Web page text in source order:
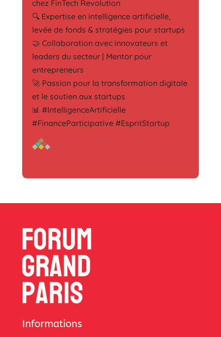
chez FinTech Revolution
🔍 Expertise en intelligence artificielle,
levée de fonds & stratégies pour startups
🤝 Collaboration avec innovateurs et
leaders du secteur | Mentor pour
entrepreneurs
🚀 Passion pour la transformation digitale
et le soutien aux startups
📊 #IntelligenceArtificielle
#FinanceParticipative #EspritStartup
Informations